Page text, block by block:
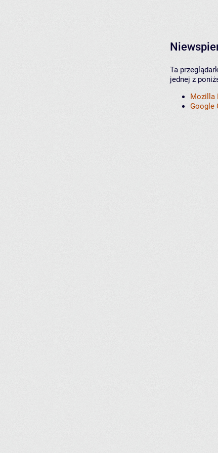
Ta
jednej z
Mozilla
Google